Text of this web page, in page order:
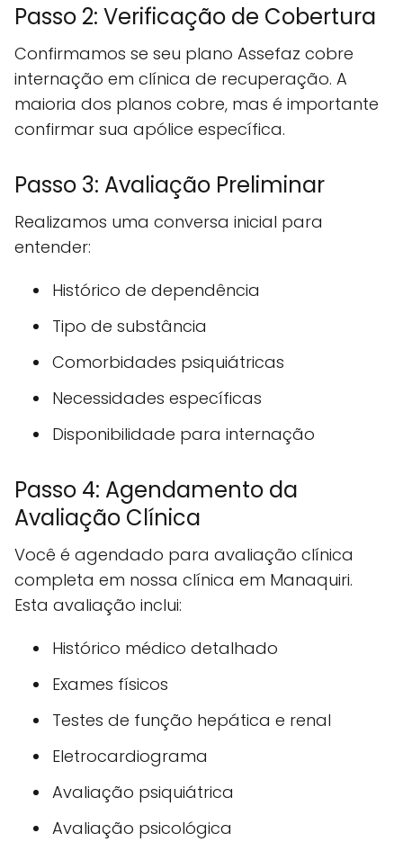
Passo 2: Verificação de Cobertura
Confirmamos se seu plano Assefaz cobre
internação em clínica de recuperação. A
maioria dos planos cobre, mas é importante
confirmar sua apólice específica.
Passo 3: Avaliação Preliminar
Realizamos uma conversa inicial para
entender:
Histórico de dependência
Tipo de substância
Comorbidades psiquiátricas
Necessidades específicas
Disponibilidade para internação
Passo 4: Agendamento da
Avaliação Clínica
Você é agendado para avaliação clínica
completa em nossa clínica em Manaquiri.
Esta avaliação inclui:
Histórico médico detalhado
Exames físicos
Testes de função hepática e renal
Eletrocardiograma
Avaliação psiquiátrica
Avaliação psicológica